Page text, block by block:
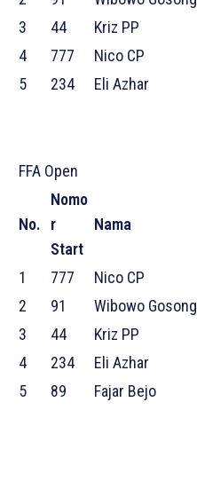
3
44 Kriz PP
4
777 Nico CP
5
234 Eli Azhar
FFA Open
No.
Nomo
r
Start
Nama
1 777 Nico CP
2
91 Wibowo Gosong
3
44 Kriz PP
4
234 Eli Azhar
5
89 Fajar Bejo